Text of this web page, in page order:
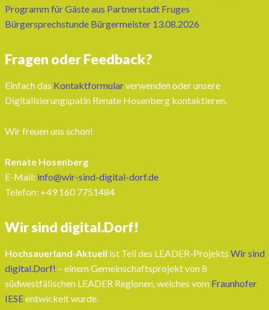
Programm für Gäste aus Partnerstadt Fruges
Bürgersprechstunde Bürgermeister 13.08.2026
Fragen oder Feedback?
Einfach das Kontaktformularverwenden oder unsere
Digitalisierungspatin Renate Hosenberg kontaktieren.
Wir freuen uns schon!
Renate Hosenberg
E-Mail: info@wir-sind-digital-dorf.de
Telefon: ‭+49 160 7751484‬
Wir sind digital.Dorf!
Hochsauerland-Aktuell ist Teil des LEADER-Projekts Wir sind
digital.Dorf! – einem Gemeinschaftsprojekt von 8
südwestfälischen LEADER Regionen, welches vom Fraunhofer
IESEentwickelt wurde.